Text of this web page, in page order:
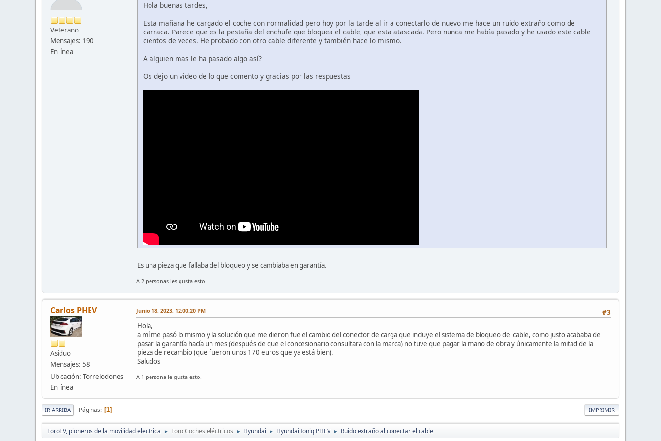
Veterano
Mensajes: 190
En línea
Hola buenas tardes,
Esta mañana he cargado el coche con normalidad pero hoy por la tarde al ir a conectarlo de nuevo me hace un ruido extraño como de
carraca. Parece que es la pestaña del enchufe que bloquea el cable, que esta atascada. Pero nunca me había pasado y he usado este cable
cientos de veces. He probado con otro cable diferente y también hace lo mismo.
A alguien mas le ha pasado algo así?
Os dejo un video de lo que comento y gracias por las respuestas
Es una pieza que fallaba del bloqueo y se cambiaba en garantía.
A 2 personas les gusta esto.
Carlos PHEV
Asiduo
Mensajes: 58
Ubicación: Torrelodones
En línea
#3
Junio 18, 2023, 12:00:20 PM
Hola,
a mí me pasó lo mismo y la solución que me dieron fue el cambio del conector de carga que incluye el sistema de bloqueo del cable, como justo acababa de
pasar la garantía hacía un mes (después de que el concesionario consultara con la marca) no tuve que pagar la mano de obra y únicamente la mitad de la
pieza de recambio (que fueron unos 170 euros que ya está bien).
Saludos
A 1 persona le gusta esto.
IMPRIMIR
IR ARRIBA Páginas 1
ForoEV, pioneros de la movilidad electrica ► Foro Coches eléctricos ► Hyundai ► Hyundai Ioniq PHEV ► Ruido extraño al conectar el cable